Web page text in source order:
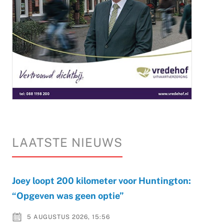
LAATSTE NIEUWS
Joey loopt 200 kilometer voor Huntington:
“Opgeven was geen optie”
5 AUGUSTUS 2026, 15:56